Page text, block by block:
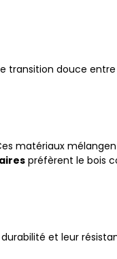
transition douce
matériaux
préfèrent le bois
et leur